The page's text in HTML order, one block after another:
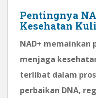
Pentingnya
Kesehatan
NAD+ memainkan
menjaga
terlibat dalam
perbaikan DNA,